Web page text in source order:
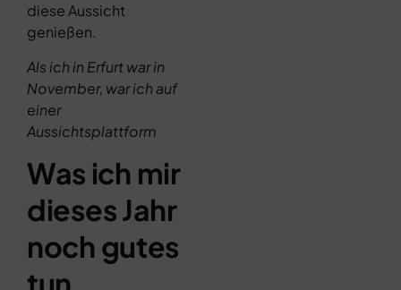
diese Aussicht
genießen.
Als ich in Erfurt war in
November, war ich auf
einer
Aussichtsplattform
Was ich mir
dieses Jahr
noch gutes